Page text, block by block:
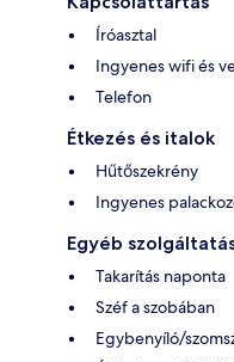
Íróasztal
Ingyenes wifi és
Telefon
Étkezés és italok
Hűtőszekrény
Ingyenes
Egyéb
Takarítás naponta
Széf a szobában
Egybenyíló/